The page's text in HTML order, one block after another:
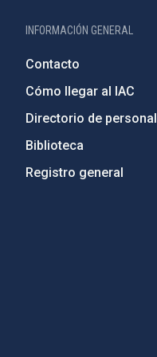
INFORMACIÓN GENERAL
Contacto
Cómo llegar al IAC
Directorio de personal
Biblioteca
Registro general